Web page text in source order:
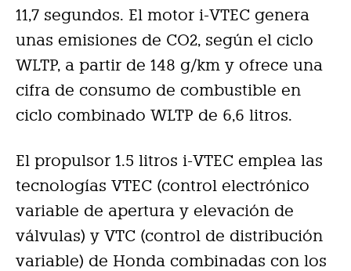
11,7 segundos. El motor i-VTEC genera
unas emisiones de CO2, según el ciclo
WLTP, a partir de 148 g/km y ofrece una
cifra de consumo de combustible en
ciclo combinado WLTP de 6,6 litros.
El propulsor 1.5 litros i-VTEC emplea las
tecnologías VTEC (control electrónico
variable de apertura y elevación de
válvulas) y VTC (control de distribución
variable) de Honda combinadas con los